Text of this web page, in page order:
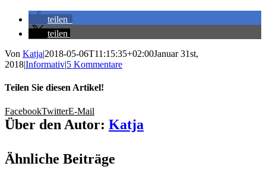
teilen
teilen
Von Katja|2018-05-06T11:15:35+02:00Januar 31st,
2018|Informativ|5 Kommentare
Teilen Sie diesen Artikel!
FacebookTwitterE-Mail
Über den Autor: Katja
Ähnliche Beiträge